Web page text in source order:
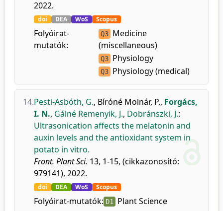
2022.
doi DEA WoS Scopus
Folyóirat-
mutatók:
Q3 Medicine
(miscellaneous)
Q3 Physiology
Q3 Physiology (medical)
14.Pesti-Asbóth, G., Bíróné Molnár, P., Forgács,
I. N., Gálné Remenyik, J., Dobránszki, J.:
Ultrasonication affects the melatonin and
auxin levels and the antioxidant system in
potato in vitro.
Front. Plant Sci. 13, 1-15, (cikkazonosító:
979141), 2022.
doi DEA WoS Scopus
Folyóirat-mutatók: D1 Plant Science